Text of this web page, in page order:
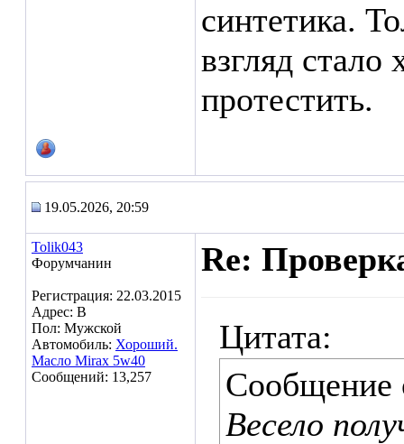
синтетика.
взгляд
протестить.
19.05.2026, 20:59
Tolik043
Форумчанин
Регистрация: 22.03.2015
Адрес: В
Пол: Мужской
Автомобиль: Хороший.
Масло Mirax 5w40
Сообщений: 13,257
Re:
Цитата:
Сообщение
Весело